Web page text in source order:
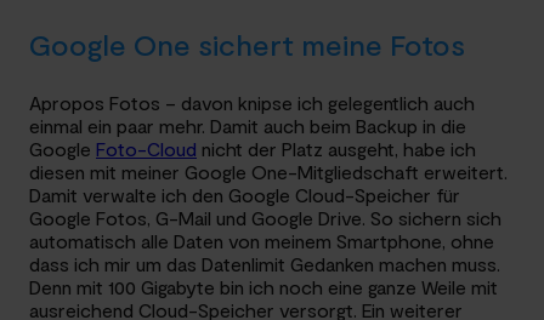
Google One sichert meine Fotos
Apropos Fotos – davon knipse ich gelegentlich auch
einmal ein paar mehr. Damit auch beim Backup in die
Google Foto-Cloud nicht der Platz ausgeht, habe ich
diesen mit meiner Google One-Mitgliedschaft erweitert.
Damit verwalte ich den Google Cloud-Speicher für
Google Fotos, G-Mail und Google Drive. So sichern sich
automatisch alle Daten von meinem Smartphone, ohne
dass ich mir um das Datenlimit Gedanken machen muss.
Denn mit 100 Gigabyte bin ich noch eine ganze Weile mit
ausreichend Cloud-Speicher versorgt. Ein weiterer